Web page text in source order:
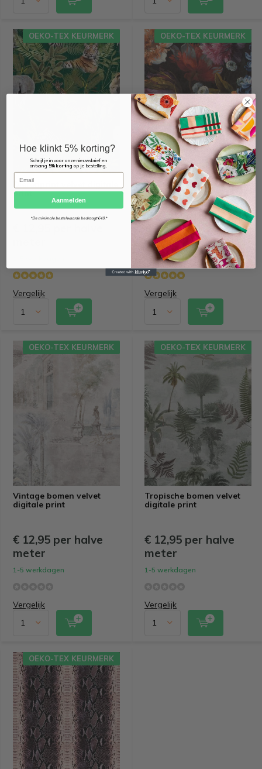
Dierenprint velvet digitale
print
OEKO-TEX KEURMERK
Vergelijk
Bloemen print velvet
digitale print
OEKO-TEX KEURMERK
€ 12,95 per halve
meter
1-5 werkdagen
Vergelijk
Vintage bomen velvet
digitale print
OEKO-TEX KEURMERK
€ 12,95 per halve
meter
1-5 werkdagen
Vergelijk
Tropische bomen velvet
digitale print
OEKO-TEX KEURMERK
€ 12,95 per halve
meter
1-5 werkdagen
Vergelijk
OEKO-TEX KEURMERK
Hoe klinkt 5% korting?
Schrijf je in voor onze nieuwsbrief en
ontvang 5% kortingop je bestelling.
Email
Aanmelden
*De minimale bestelwaarde bedraagt €49.*